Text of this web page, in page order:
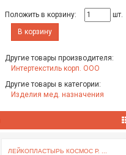
Положить в корзину:
шт.
В корзину
Другие товары производителя:
Интертекстиль корп. ООО
Другие товары в категории:
Изделия мед. назначения
ЛЕЙКОПЛАСТЫРЬ КОСМОС Р. ...